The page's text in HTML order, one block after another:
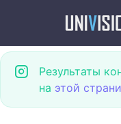
Результаты
на этой